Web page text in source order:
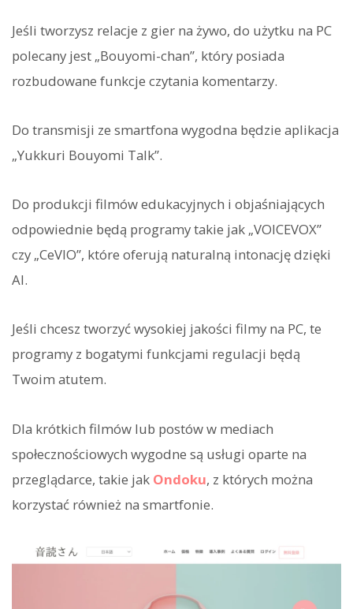
Jeśli tworzysz relacje z gier na żywo, do użytku na PC
polecany jest „Bouyomi-chan”, który posiada
rozbudowane funkcje czytania komentarzy.
Do transmisji ze smartfona wygodna będzie aplikacja
„Yukkuri Bouyomi Talk”.
Do produkcji filmów edukacyjnych i objaśniających
odpowiednie będą programy takie jak „VOICEVOX”
czy „CeVIO”, które oferują naturalną intonację dzięki
AI.
Jeśli chcesz tworzyć wysokiej jakości filmy na PC, te
programy z bogatymi funkcjami regulacji będą
Twoim atutem.
Dla krótkich filmów lub postów w mediach
społecznościowych wygodne są usługi oparte na
przeglądarce, takie jak Ondoku, z których można
korzystać również na smartfonie.